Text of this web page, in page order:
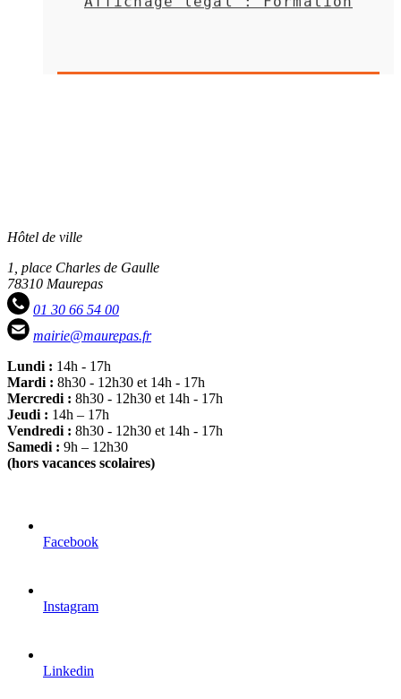
Hôtel de ville
1, place Charles de Gaulle
78310 Maurepas
01 30 66 54 00
mairie@maurepas.fr
Lundi : 14h - 17h
Mardi : 8h30 - 12h30 et 14h - 17h
Mercredi : 8h30 - 12h30 et 14h - 17h
Jeudi : 14h – 17h
Vendredi : 8h30 - 12h30 et 14h - 17h
Samedi : 9h – 12h30
(hors vacances scolaires)
Facebook
Instagram
Linkedin